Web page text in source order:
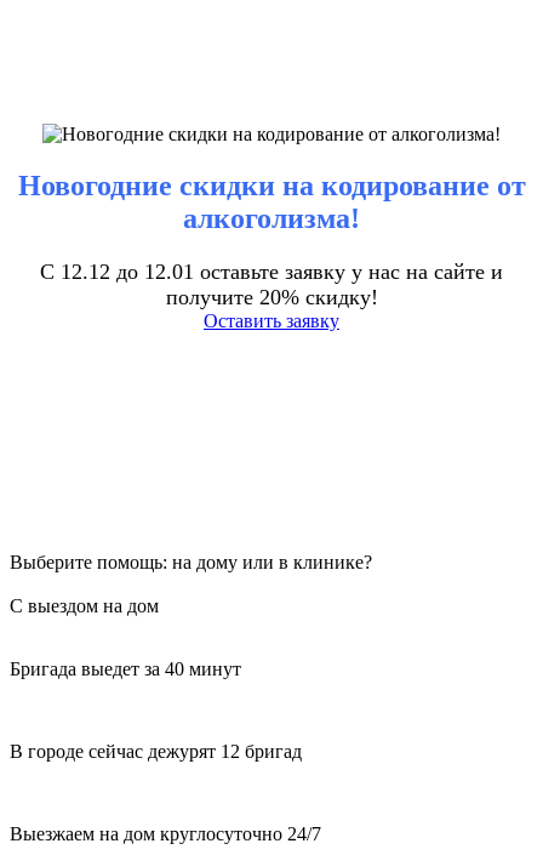
Новогодние скидки на кодирование от
алкоголизма!
С 12.12 до 12.01 оставьте заявку у нас на сайте и
получите 20% скидку!
Оставить заявку
Выберите помощь: на дому или в клинике?
С выездом на дом
Бригада выедет за 40 минут
В городе сейчас дежурят 12 бригад
Выезжаем на дом круглосуточно 24/7